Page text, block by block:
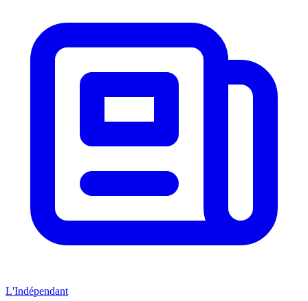
L'Indépendant